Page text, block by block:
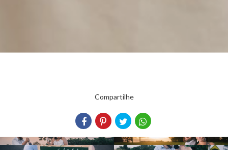
Compartilhe